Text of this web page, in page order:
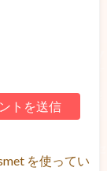
を使ってい